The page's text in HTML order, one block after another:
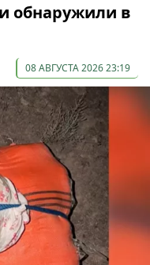
обнаружили в
08 АВГУСТА 2026 23:19